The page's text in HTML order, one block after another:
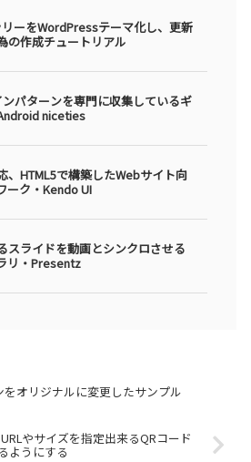
ーをWordPressテーマ化し、更新
の作成チュートリアル
パターンを専門に収集しているギ
niceties
、HTML5で構築したWebサイト向
ーク・Kendo UI
スライドを動画とシンクロさせる
リ・Presentz
オリジナルに変更したサンプル
やサイズを指定出来るQRコード
ようにする